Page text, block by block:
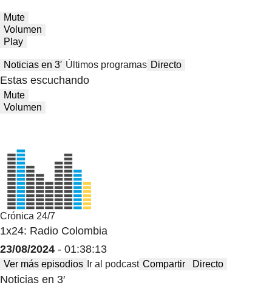
Mute
Volumen
Play
Noticias en 3′ Últimos programas Directo
Estas escuchando
Mute
Volumen
Crónica 24/7
1x24: Radio Colombia
23/08/2024 - 01:38:13
Ver más episodios Ir al podcast Compartir Directo
Noticias en 3′